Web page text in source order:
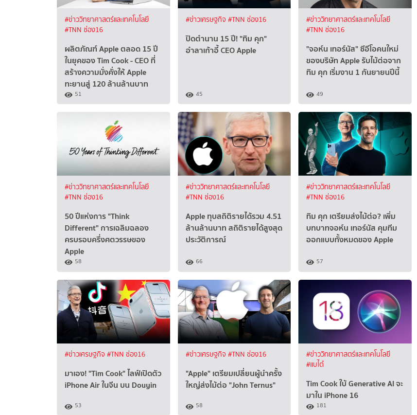
#ข่าววิทยาศาสตร์และเทคโนโลยี
#TNN ช่อง16
ผลิตภัณฑ์ Apple ตลอด 15 ปี
ในยุคของ Tim Cook - CEO ที่
สร้างความมั่งคั่งให้ Apple
ทะยานสู่ 120 ล้านล้านบาท
51
#ข่าวเศรษฐกิจ #TNN ช่อง16
ปิดตำนาน 15 ปี! "ทิม คุก"
อำลาเก้าอี้ CEO Apple
45
#ข่าววิทยาศาสตร์และเทคโนโลยี
#TNN ช่อง16
"จอห์น เทอร์นัส" ซีอีโอคนใหม่
ของบริษัท Apple รับไม้ต่อจาก
ทิม คุก เริ่มงาน 1 กันยายนปีนี้
49
#ข่าววิทยาศาสตร์และเทคโนโลยี
#TNN ช่อง16
50 ปีแห่งการ "Think
Different" การเฉลิมฉลอง
ครบรอบครึ่งศตวรรษของ
Apple
58
#ข่าววิทยาศาสตร์และเทคโนโลยี
#TNN ช่อง16
Apple ทุบสถิติรายได้รวม 4.51
ล้านล้านบาท สถิติรายได้สูงสุด
ประวัติการณ์
66
#ข่าววิทยาศาสตร์และเทคโนโลยี
#TNN ช่อง16
ทิม คุก เตรียมส่งไม้ต่อ? เพิ่ม
บทบาทจอห์น เทอร์นัส คุมทีม
ออกแบบทั้งหมดของ Apple
57
#ข่าวเศรษฐกิจ #TNN ช่อง16
มาเอง! "Tim Cook" ไลฟ์เปิดตัว
iPhone Air ในจีน บน Douyin
53
#ข่าวเศรษฐกิจ #TNN ช่อง16
"Apple" เตรียมเปลี่ยนผู้นำครั้ง
ใหญ่ส่งไม้ต่อ "John Ternus"
58
#ข่าววิทยาศาสตร์และเทคโนโลยี
#แบไต๋
Tim Cook ใบ้ Generative AI จะ
มาใน iPhone 16
181